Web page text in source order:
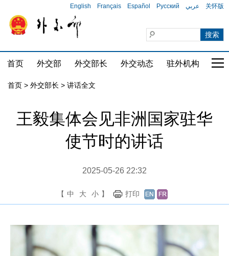
English Français Español Русский عربي 关怀版
首页 外交部 外交部长 外交动态 驻外机构 国
首页 > 外交部长 > 讲话全文
王毅集体会见非洲国家驻华
使节时的讲话
2025-05-26 22:32
【 中 大 小 】 打印